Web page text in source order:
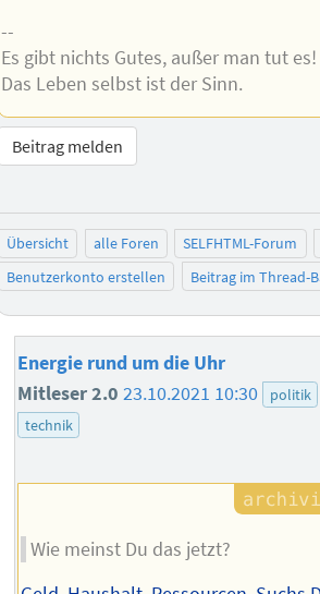
--
Es gibt nichts Gutes, außer man tut es!
Das Leben selbst ist der Sinn.
Beitrag melden
Übersicht alle Foren
SELFHTML-Forum
Benutzerkonto erstellen
Beitrag im Thread-
Energie rund um die Uhr
Mitleser 2.0 23.10.2021 10:30
politik
technik
Wie meinst Du das jetzt?